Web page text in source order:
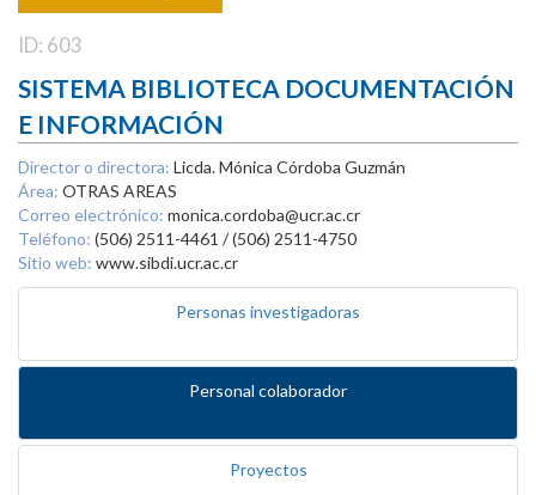
ID: 603
SISTEMA BIBLIOTECA DOCUMENTACIÓN
E INFORMACIÓN
Director o directora: Licda. Mónica Córdoba Guzmán
Área: OTRAS AREAS
Correo electrónico: monica.cordoba@ucr.ac.cr
Teléfono: (506) 2511-4461 / (506) 2511-4750
Sitio web: www.sibdi.ucr.ac.cr
Personas investigadoras
Personal colaborador
Proyectos